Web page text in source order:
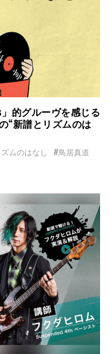
的グルーヴを感じる
“新譜とリズムのは
ムのはなし
#鳥居真道